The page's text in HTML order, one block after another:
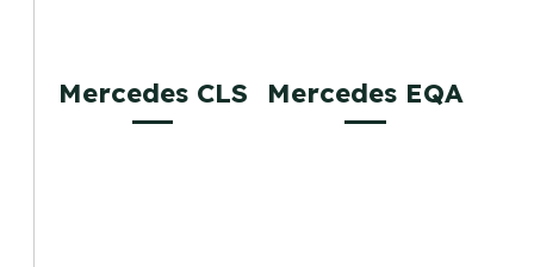
Mercedes CLS Mercedes EQA